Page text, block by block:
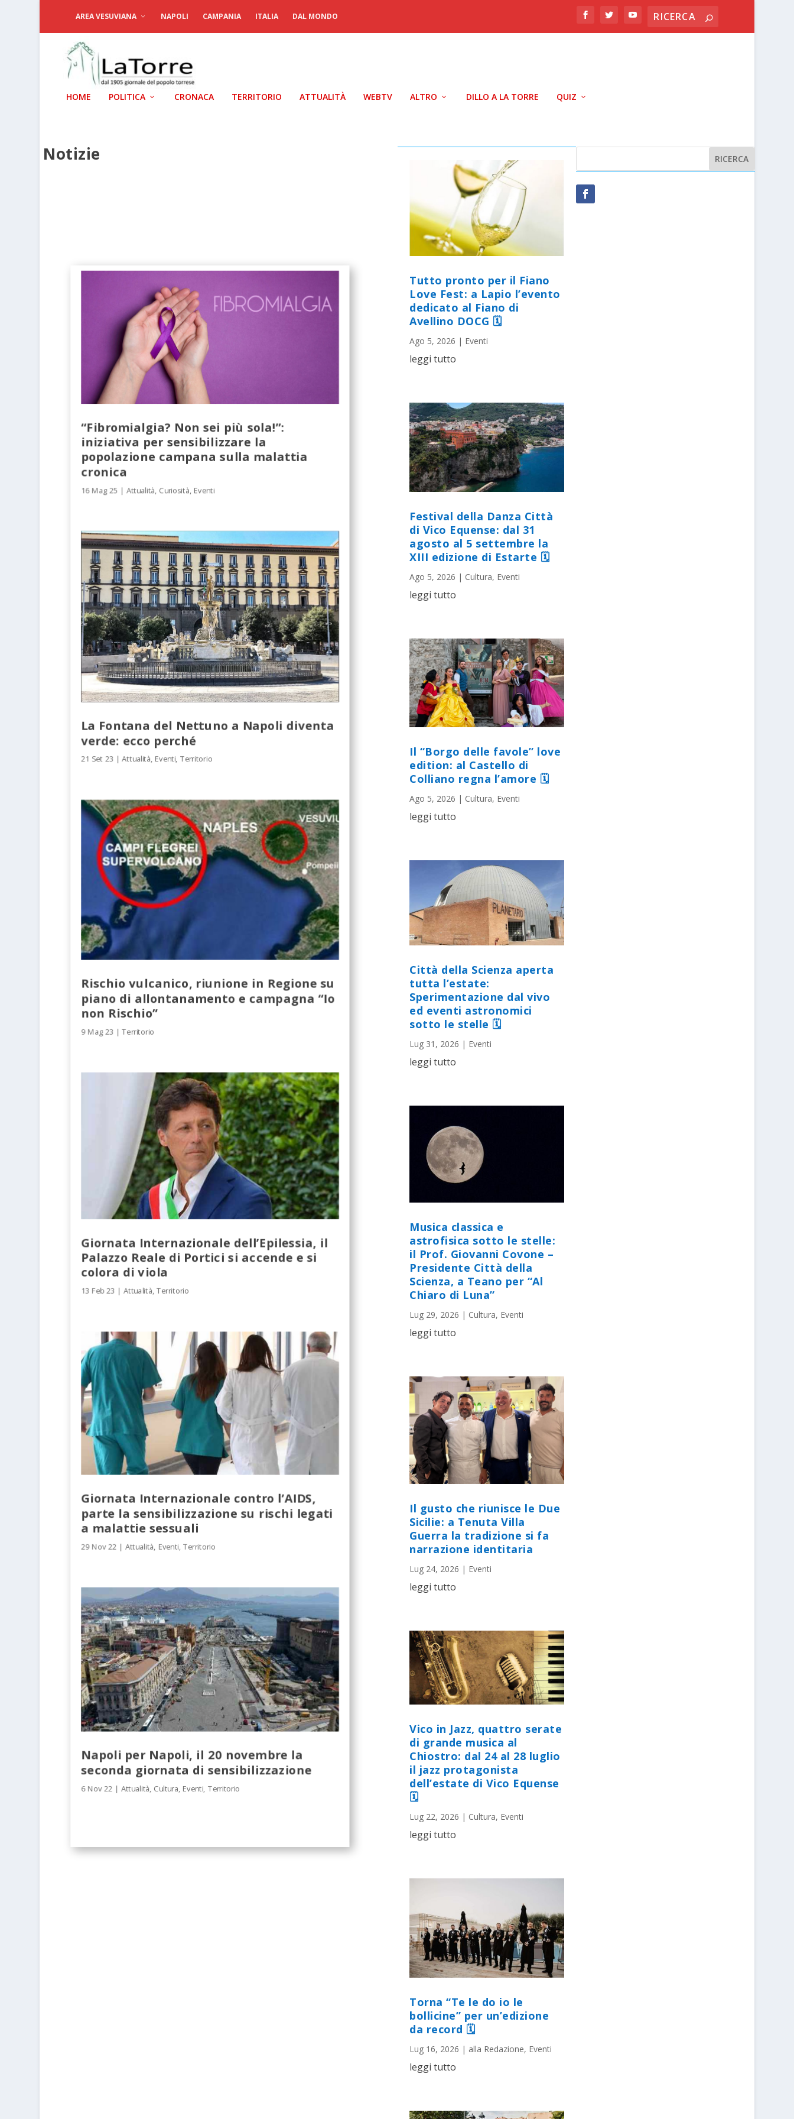
AREA VESUVIANA NAPOLI CAMPANIA ITALIA DAL MONDO
HOME POLITICA CRONACA TERRITORIO ATTUALITÀ WEBTV ALTRO DILLO A LA TORRE QUIZ
Notizie
“Fibromialgia? Non sei più sola!”:
iniziativa per sensibilizzare la
popolazione campana sulla malattia
cronica
16 Mag 25 | Attualità Curiosità Eventi
La Fontana del Nettuno a Napoli diventa
verde: ecco perché
21 Set 23 |Attualità, Eventi, Territorio
Rischio vulcanico, riunione in Regione su
piano di allontanamento e campagna “Io
non Rischio”
9 Mag 23 |Territorio
Giornata Internazionale dell’Epilessia, il
Palazzo Reale di Portici si accende e si
colora di viola
13 Feb 23 |Attualità,Territorio
Giornata Internazionale contro l’AIDS,
parte la sensibilizzazione su rischi legati
a malattie sessuali
29 Nov 22 | Attualità Eventi ,Territorio
Napoli per Napoli, il 20 novembre la
seconda giornata di sensibilizzazione
6 Nov 22 | Attualità Cultura Eventi Territorio
Tutto pronto per il Fiano
Love Fest: a Lapio l’evento
dedicato al Fiano di
Avellino DOCG 🗓
Ago 5, 2026 | Eventi
leggi tutto
Festival della Danza Città
di Vico Equense: dal 31
agosto al 5 settembre la
XIII edizione di Estarte 🗓
Ago 5, 2026 | Cultura, Eventi
leggi tutto
Il “Borgo delle favole” love
edition: al Castello di
Colliano regna l’amore 🗓
Ago 5, 2026 | Cultura, Eventi
leggi tutto
Città della Scienza aperta
tutta l’estate:
Sperimentazione dal vivo
ed eventi astronomici
sotto le stelle 🗓
Lug 31, 2026 | Eventi
leggi tutto
Musica classica e
astrofisica sotto le stelle:
il Prof. Giovanni Covone –
Presidente Città della
Scienza, a Teano per “Al
Chiaro di Luna”
Lug 29, 2026 | Cultura, Eventi
leggi tutto
Il gusto che riunisce le Due
Sicilie: a Tenuta Villa
Guerra la tradizione si fa
narrazione identitaria
Lug 24, 2026 | Eventi
leggi tutto
Vico in Jazz, quattro serate
di grande musica al
Chiostro: dal 24 al 28 luglio
il jazz protagonista
dell’estate di Vico Equense
🗓
Lug 22, 2026 | Cultura, Eventi
leggi tutto
Torna “Te le do io le
bollicine” per un’edizione
da record 🗓
Lug 16, 2026 | alla Redazione, Eventi
leggi tutto